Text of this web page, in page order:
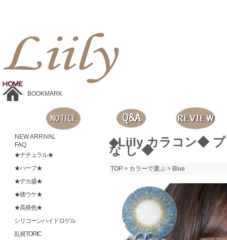
BOOKMARK
NEW ARRIVAL
FAQ
★ナチュラル★
★ハーフ★
★デカ盛★
★彼ウケ★
★高発色★
シリコーンハイドロゲル
乱視TORIC
◆Liily カラコン◆ プ
な し ◆
TOP > カラーで選ぶ > Blue